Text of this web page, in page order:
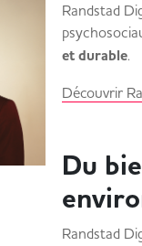
Randstad
et durable.
Découvrir
Du
Randstad